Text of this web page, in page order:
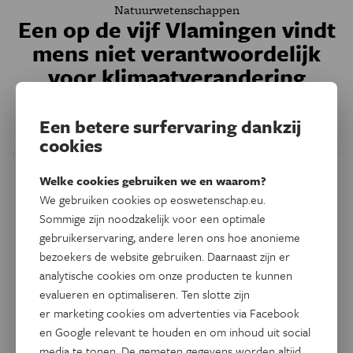
Natuurwetenschappen
Een op de vijf Vlamingen vindt
mens niet verantwoordelijk
voor klimaatverandering
die Eos liet uitvoeren.
Een betere surfervaring dankzij
cookies
Welke cookies gebruiken we en waarom?
We gebruiken cookies op eoswetenschap.eu.
Sommige zijn noodzakelijk voor een optimale
gebruikerservaring, andere leren ons hoe anonieme
bezoekers de website gebruiken. Daarnaast zijn er
analytische cookies om onze producten te kunnen
evalueren en optimaliseren. Ten slotte zijn
er marketing cookies om advertenties via Facebook
en Google relevant te houden en om inhoud uit social